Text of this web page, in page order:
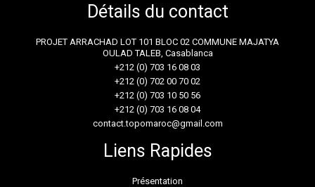
Détails du contact
PROJET ARRACHAD LOT 101 BLOC 02 COMMUNE MAJATYA
OULAD TALEB, Casablanca
+212 (0) 703 16 08 03
+212 (0) 702 00 70 02
+212 (0) 703 10 50 56
+212 (0) 703 16 08 04
contact.topomaroc@gmail.com
Liens Rapides
Présentation